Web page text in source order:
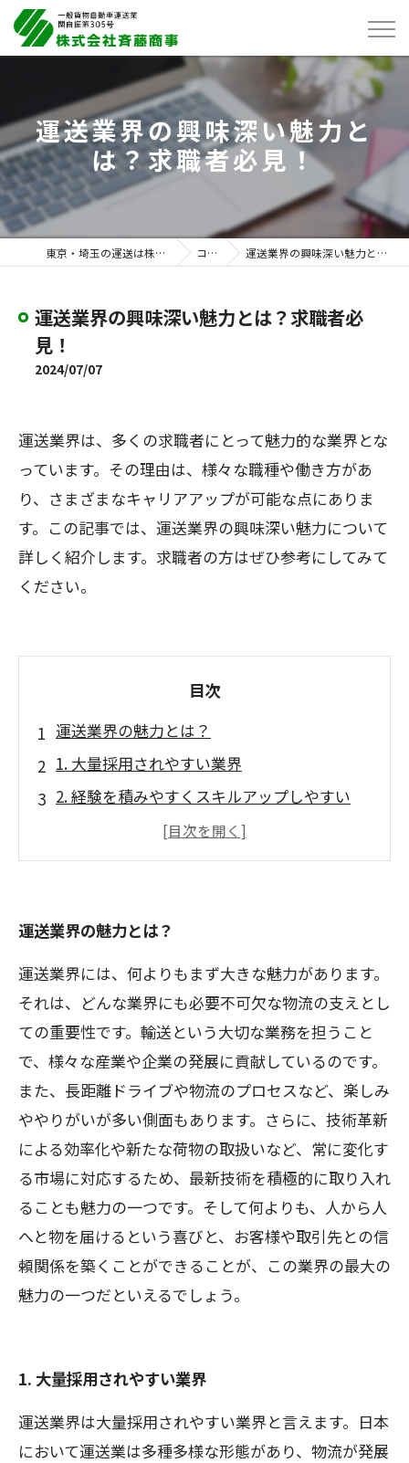
運送業界の興味深い魅力と
は？求職者必見！
東京・埼玉の運送は株式会社斉藤商事 コラム 運送業界の興味深い魅力とは？求職者必見！
運送業界の興味深い魅力とは？求職者必
見！
2024/07/07
運送業界は、多くの求職者にとって魅力的な業界とな
っています。その理由は、様々な職種や働き方があ
り、さまざまなキャリアアップが可能な点にありま
す。この記事では、運送業界の興味深い魅力について
詳しく紹介します。求職者の方はぜひ参考にしてみて
ください。
目次
運送業界の魅力とは？
1. 大量採用されやすい業界
2. 経験を積みやすくスキルアップしやすい
3. シフト制でライフスタイルに合わせて働け
る
運送業界の魅力とは？
運送業界には、何よりもまず大きな魅力があります。
それは、どんな業界にも必要不可欠な物流の支えとし
ての重要性です。輸送という大切な業務を担うこと
で、様々な産業や企業の発展に貢献しているのです。
また、長距離ドライブや物流のプロセスなど、楽しみ
ややりがいが多い側面もあります。さらに、技術革新
による効率化や新たな荷物の取扱いなど、常に変化す
る市場に対応するため、最新技術を積極的に取り入れ
ることも魅力の一つです。そして何よりも、人から人
へと物を届けるという喜びと、お客様や取引先との信
頼関係を築くことができることが、この業界の最大の
魅力の一つだといえるでしょう。
1. 大量採用されやすい業界
運送業界は大量採用されやすい業界と言えます。日本
において運送業は多種多様な形態があり、物流が発展